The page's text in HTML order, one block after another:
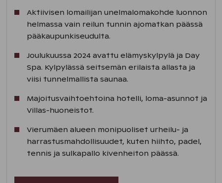
Aktiivisen lomailijan unelmalomakohde luonnon
helmassa vain reilun tunnin ajomatkan päässä
pääkaupunkiseudulta.
Joulukuussa 2024 avattu elämyskylpylä ja Day
Spa. Kylpylässä seitsemän erilaista allasta ja
viisi tunnelmallista saunaa.
Majoitusvaihtoehtoina hotelli, loma-asunnot ja
Villas-huoneistot.
Vierumäen alueen monipuoliset urheilu- ja
harrastusmahdollisuudet, kuten hiihto, padel,
tennis ja sulkapallo kivenheiton päässä.